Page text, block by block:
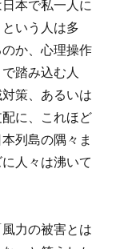
本で私一人に
いう人は多
か、心理操作
踏み込む人
策、あるいは
配に、これほど
列島の隅々ま
人々は沸いて
力の被害とは